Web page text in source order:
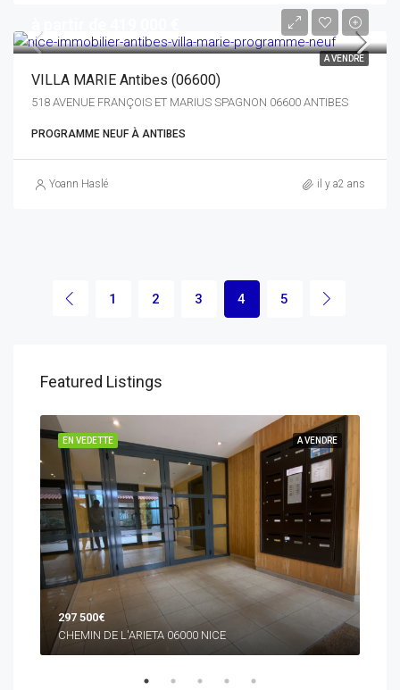
A VENDRE
VILLA MARIE Antibes (06600)
518 AVENUE FRANÇOIS ET MARIUS SPAGNON 06600 ANTIBES
PROGRAMME NEUF À ANTIBES
Yoann Haslé il y a2 ans
1 2 3 4 5
Featured Listings
A VENDRE
EN VEDETTE
297 500€
CHEMIN DE L'ARIETA 06000 NICE